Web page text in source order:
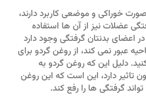
از آن جایی که روغن ها به 2 صورت خوراکی و موضعی کاربرد دارند،
عضلات نیز از آن ها استفاده
اعضای بدنتان گرفتگی وجود دارد
عبور نمی کند، از روغن گردو برای
دلیل این که روغن گردو به
تاثیر دارد، این است که این روغن
گرفتگی ها را رفع کند.